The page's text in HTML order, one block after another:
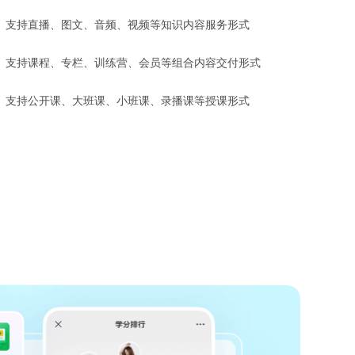
支持直播、图文、音频、视频等知识内容服务形式
支持课程、专栏、训练营、会员等组合内容交付形式
支持公开课、大班课、小班课、录播课等授课形式